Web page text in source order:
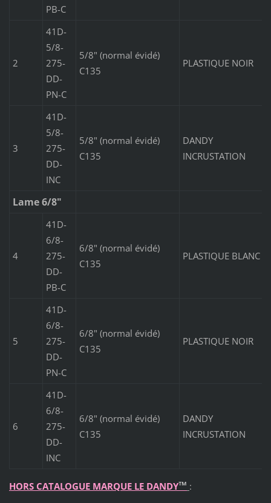
PB-C
2
41D-
5/8-
275-
DD-
PN-C
5/8" (normal évidé)
C135
PLASTIQUE NOIR
3
41D-
5/8-
275-
DD-
INC
5/8" (normal évidé)
C135
DANDY
INCRUSTATION
Lame 6/8"
4
41D-
6/8-
275-
DD-
PB-C
6/8" (normal évidé)
C135
PLASTIQUE BLANC
5
41D-
6/8-
275-
DD-
PN-C
6/8" (normal évidé)
C135
PLASTIQUE NOIR
6
41D-
6/8-
275-
DD-
INC
6/8" (normal évidé)
C135
DANDY
INCRUSTATION
HORS CATALOGUE MARQUE LE DANDY™ :